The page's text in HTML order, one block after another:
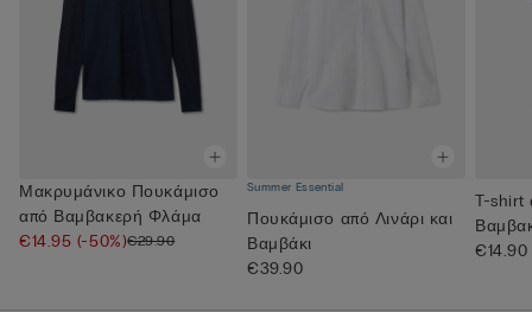
Μακρυμάνικο Πουκάμισο
από Βαμβακερή Φλάμα
€14.95 (-50%)€29.90
Summer Essential
Πουκάμισο από Λινάρι και
Βαμβάκι
€39.90
T-shirt
€14.90